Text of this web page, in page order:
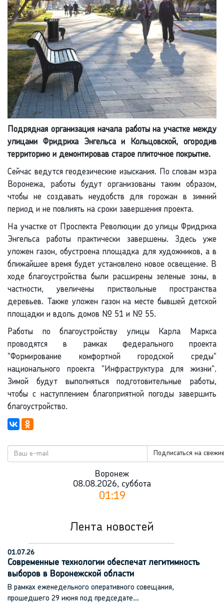
Подрядная организация начала работы на участке между
улицами Фридриха Энгельса и Кольцовской, огородив
территорию и демонтировав старое плиточное покрытие.
Сейчас ведутся геодезические изыскания. По словам мэра
Воронежа, работы будут организованы таким образом,
чтобы не создавать неудобств для горожан в зимний
период и не повлиять на сроки завершения проекта.
На участке от Проспекта Революции до улицы Фридриха
Энгельса работы практически завершены. Здесь уже
уложен газон, обустроена площадка для художников, а в
ближайшее время будет установлено новое освещение. В
ходе благоустройства были расширены зеленые зоны, в
частности, увеличены приствольные пространства
деревьев. Также уложен газон на месте бывшей детской
площадки и вдоль домов № 51 и № 55.
Работы по благоустройству улицы Карла Маркса
проводятся в рамках федерального проекта
"Формирование комфортной городской среды"
национального проекта "Инфраструктура для жизни".
Зимой будут выполняться подготовительные работы,
чтобы с наступлением благоприятной погоды завершить
благоустройство.
Подписаться на
Воронеж
08.08.2026, суббота
01:19
Лента новостей
01.07.26
Современные технологии обеспечат легитимность
выборов в Воронежской области
В рамках еженедельного оперативного совещания,
прошедшего 29 июня под председате…